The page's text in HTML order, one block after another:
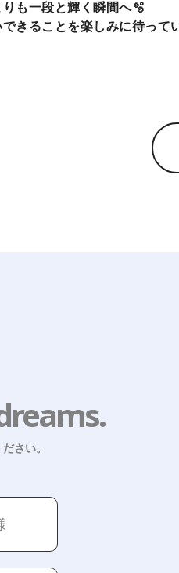
も一段と輝く瞬間へ🫧
できることを楽しみに待って
さい。